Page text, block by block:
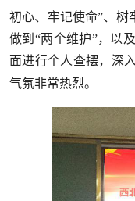
初心、牢记使命”、树
做到“两个维护”，以
面进行个人查摆，深
气氛非常热烈。